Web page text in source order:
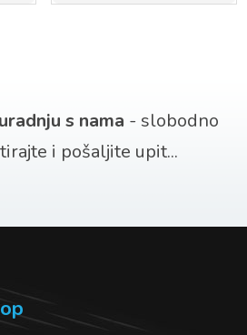
s nama - slobodno
i pošaljite upit...